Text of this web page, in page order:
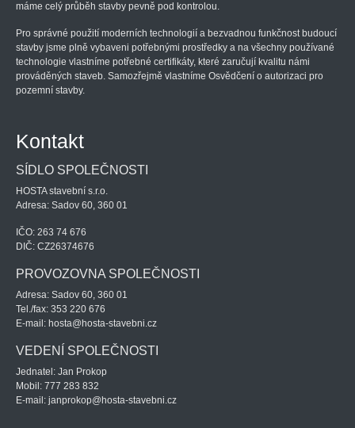
máme celý průběh stavby pevně pod kontrolou.
Pro správné použití moderních technologií a bezvadnou funkčnost budoucí
stavby jsme plně vybaveni potřebnými prostředky a na všechny používané
technologie vlastníme potřebné certifikáty, které zaručují kvalitu námi
prováděných staveb. Samozřejmě vlastníme Osvědčení o autorizaci pro
pozemní stavby.
Kontakt
SÍDLO SPOLEČNOSTI
HOSTA stavební s.r.o.
Adresa: Sadov 60, 360 01
IČO: 263 74 676
DIČ: CZ26374676
PROVOZOVNA SPOLEČNOSTI
Adresa: Sadov 60, 360 01
Tel./fax: 353 220 676
E-mail: hosta@hosta-stavebni.cz
VEDENÍ SPOLEČNOSTI
Jednatel: Jan Prokop
Mobil: 777 283 832
E-mail: janprokop@hosta-stavebni.cz